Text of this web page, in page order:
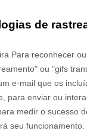
de
Para reconhecer
ou "gifs
e-mail que os
para enviar ou
medir o sucesso
seu funcionamento.